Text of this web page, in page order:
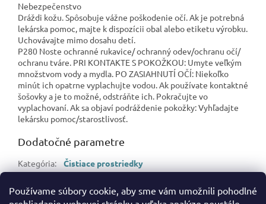
Používame súbory cookie, aby sme vám umožnili pohodlné
Nebezpečenstvo
Dráždi kožu. Spôsobuje vážne poškodenie očí. Ak je potrebná
lekárska pomoc, majte k dispozícii obal alebo etiketu výrobku.
Uchovávajte mimo dosahu detí.
P280 Noste ochranné rukavice/ ochranný odev/ochranu očí/
ochranu tváre. PRI KONTAKTE S POKOŽKOU: Umyte veľkým
množstvom vody a mydla. PO ZASIAHNUTÍ OČÍ: Niekoľko
minút ich opatrne vyplachujte vodou. Ak používate kontaktné
šošovky a je to možné, odstráňte ich. Pokračujte vo
vyplachovaní. Ak sa objaví podráždenie pokožky: Vyhľadajte
lekársku pomoc/starostlivosť.
Dodatočné parametre
Kategória:
Čistiace prostriedky
EAN: 5901474035022